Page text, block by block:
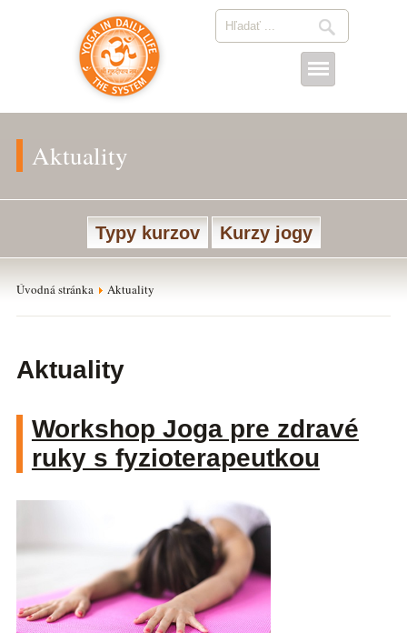
Aktuality
Typy kurzov Kurzy jogy
Úvodná stránka Aktuality
Aktuality
Workshop Joga pre zdravé
ruky s fyzioterapeutkou